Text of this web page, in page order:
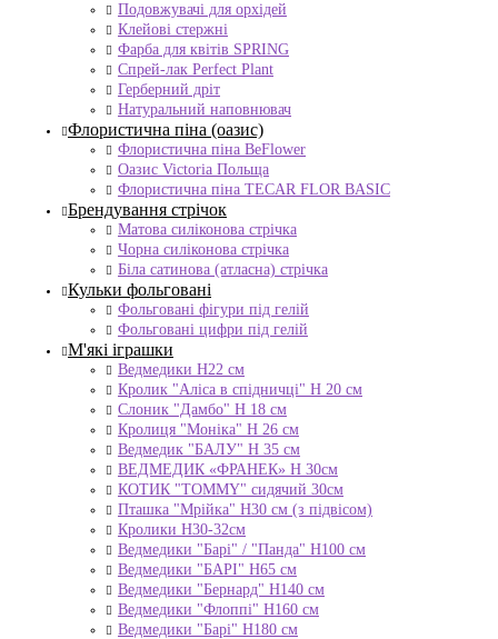
Подовжувачі для орхідей
Клейові стержні
Фарба для квітів SPRING
Спрей-лак Perfect Plant
Герберний дріт
Натуральний наповнювач
Флористична піна (оазис)
Флористична піна BeFlower
Оазис Victoria Польща
Флористична піна TECAR FLOR BASIC
Брендування стрічок
Матова силіконова стрічка
Чорна силіконова стрічка
Біла сатинова (атласна) стрічка
Кульки фольговані
Фольговані фігури під гелій
Фольговані цифри під гелій
М'які іграшки
Ведмедики H22 см
Кролик "Аліса в спідничці" Н 20 см
Слоник "Дамбо" Н 18 см
Кролиця "Моніка" Н 26 см
Ведмедик "БАЛУ" Н 35 см
ВЕДМЕДИК «ФРАНЕК» H 30см
КОТИК "ТОMMY" сидячий 30см
Пташка "Мрійка" Н30 см (з підвісом)
Кролики Н30-32см
Ведмедики "Барі" / "Панда" Н100 см
Ведмедики "БАРІ" Н65 см
Ведмедики "Бернард" Н140 см
Ведмедики "Флоппі" Н160 см
Ведмедики "Барі" Н180 см